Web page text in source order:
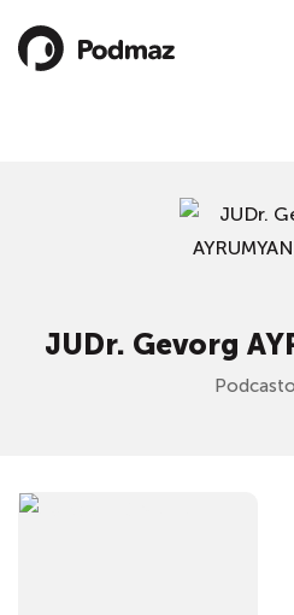
JUDr. Gevorg